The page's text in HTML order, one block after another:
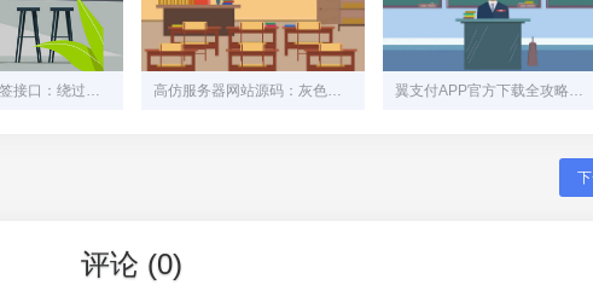
易支付个人免签接口：绕过繁琐流程，实现资金自主管理的隐秘通道 高仿服务器网站源码：灰色产业链下的技术陷阱 翼支付APP官方下载全攻略：安全获取与高效使用指南
评论 (0)